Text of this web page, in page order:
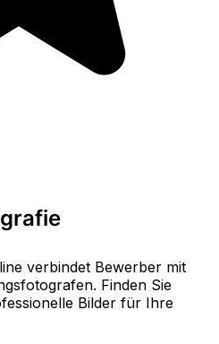
verbindet Bewerber mit
Finden Sie
Bilder für Ihre